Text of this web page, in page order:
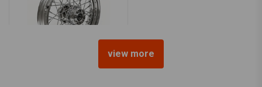
view more